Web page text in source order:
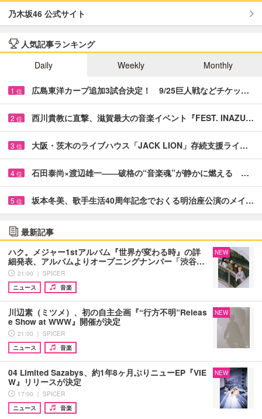
乃木坂46 公式サイト
人気記事ランキング
Daily
Weekly Monthly
1 位 広島東洋カープ追加3試合決定！ 9/25巨人戦などチケッ…
2 位 西川貴教に直撃、滋賀最大の音楽イベント『FEST. INAZU…
3 位 大阪・茨木のライブハウス「JACK LION」存続支援ライ…
4 位 石田泰尚×渡辺雄一――破格の“音楽魂”が静かに燃える …
5 位 坂本冬美、歌手生活40周年記念でおくる明治座公演のメイ…
最新記事
ハク。メジャー1stアルバム『世界が変わる時』の詳
細発表、アルバムよりオープニングナンバー「渋谷…
21:00 ｜ SPICER
ニュース
音楽
NEW
川辺素（ミツメ）、初の自主企画『“行方不明”Releas
e Show at WWW』開催が決定
21:00 ｜ SPICER
ニュース
音楽
NEW
04 Limited Sazabys、約1年8ヶ月ぶりニューEP『VIE
W』リリースが決定
17:00 ｜ SPICER
ニュース
音楽
NEW